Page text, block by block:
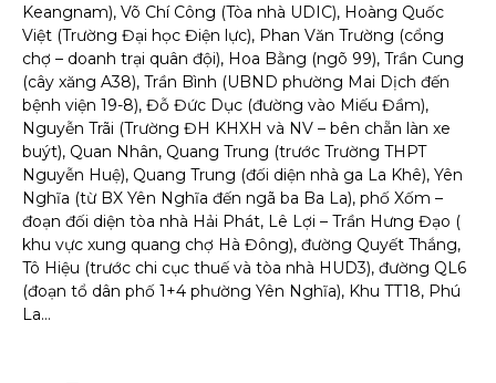
Keangnam), Võ Chí Công (Tòa nhà UDIC), Hoàng Quốc
Việt (Trường Đại học Điện lực), Phan Văn Trường (cổng
chợ – doanh trại quân đội), Hoa Bằng (ngõ 99), Trần Cung
(cây xăng A38), Trần Bình (UBND phường Mai Dịch đến
bệnh viện 19-8), Đỗ Đức Dục (đường vào Miếu Đầm),
Nguyễn Trãi (Trường ĐH KHXH và NV – bên chẵn làn xe
buýt), Quan Nhân, Quang Trung (trước Trường THPT
Nguyễn Huệ), Quang Trung (đối diện nhà ga La Khê), Yên
Nghĩa (từ BX Yên Nghĩa đến ngã ba Ba La), phố Xốm –
đoạn đối diện tòa nhà Hải Phát, Lê Lợi – Trần Hưng Đạo (
khu vực xung quang chợ Hà Đông), đường Quyết Thắng,
Tô Hiệu (trước chi cục thuế và tòa nhà HUD3), đường QL6
(đoạn tổ dân phố 1+4 phường Yên Nghĩa), Khu TT18, Phú
La…